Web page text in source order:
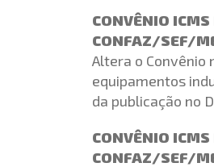
CONVÊNIO
CONFAZ/SEF/
Altera o Convênio
equipamentos
da publicação no
CONVÊNIO
CONFAZ/SEF/